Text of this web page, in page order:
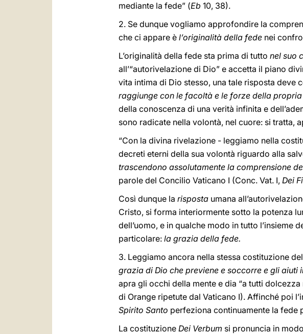
mediante la fede” (Eb 10, 38).
2. Se dunque vogliamo approfondire la
che ci appare è l’originalità della fede nei
L’originalità della fede sta prima di tutto nel suo
all’“autorivelazione di Dio” e accetta il piano
vita intima di Dio stesso, una tale risposta deve
raggiunge con le facoltà e le forze della
della conoscenza di una verità infinita e
sono radicate nella volontà, nel cuore: si tratta,
“Con la divina rivelazione - leggiamo nella
decreti eterni della sua volontà riguardo alla
trascendono assolutamente la comprensione
parole del Concilio Vaticano I (Conc. Vat. I, Dei
Così dunque la risposta umana
Cristo, si forma interiormente sotto la potenza
dell’uomo, e in qualche modo in tutto l’insieme
particolare: la grazia della fede.
3. Leggiamo ancora nella stessa costituzione
grazia di Dio che previene e soccorre e gli aiuti
apra gli occhi della mente e dia “a tutti
di Orange ripetute dal Vaticano I). Affinché poi
Spirito Santo perfeziona continuamente la fede
La costituzione Dei Verbum si pronuncia in